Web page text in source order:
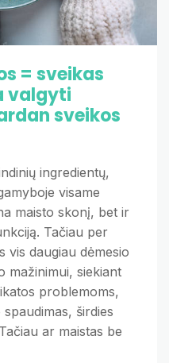
= sveikas
valgyti
sveikos
ingredientų,
visame
maisto skonį, bet ir
Tačiau per
vis daugiau dėmesio
mažinimui, siekiant
problemoms,
širdies
ar maistas be